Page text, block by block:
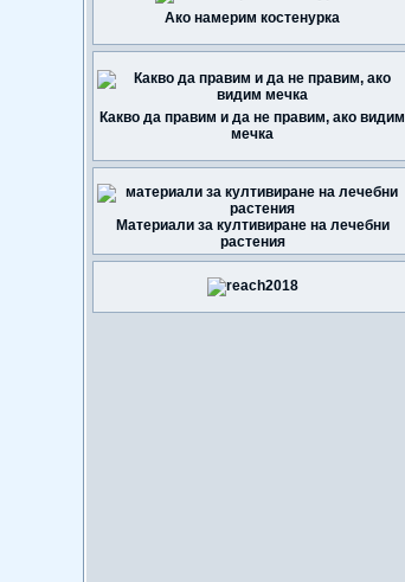
Ако намерим костенурка
Какво да правим и да не правим, ако видим
мечка
Материали за култивиране на лечебни
растения